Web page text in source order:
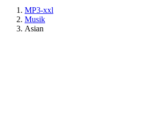
MP3-xxl
Musik
Asian